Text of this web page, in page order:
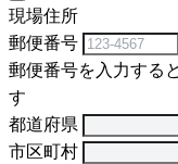
現場住所
郵便番号
郵便番号を入力する
す
都道府県
市区町村